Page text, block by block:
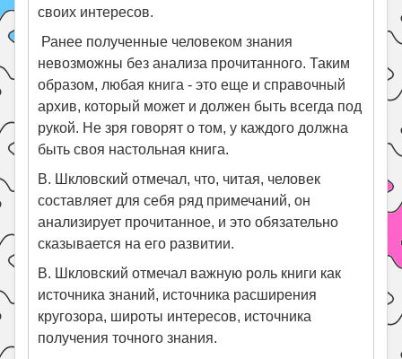
своих интересов.
Ранее полученные человеком знания
невозможны без анализа прочитанного. Таким
образом, любая книга - это еще и справочный
архив, который может и должен быть всегда под
рукой. Не зря говорят о том, у каждого должна
быть своя настольная книга.
В. Шкловский отмечал, что, читая, человек
составляет для себя ряд примечаний, он
анализирует прочитанное, и это обязательно
сказывается на его развитии.
В. Шкловский отмечал важную роль книги как
источника знаний, источника расширения
кругозора, широты интересов, источника
получения точного знания.